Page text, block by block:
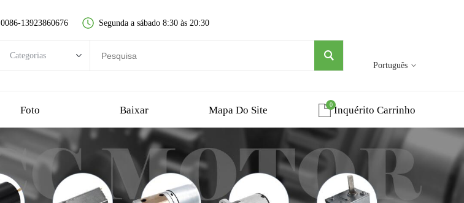
Português
0086-13923860676 Segunda a sábado 8:30 às 20:30
Categorias
motorredutor de dentes retos
motor dc escovado
motor sem escova sem núcleo
Foto Baixar Mapa Do Site Inquérito Carrinho
0